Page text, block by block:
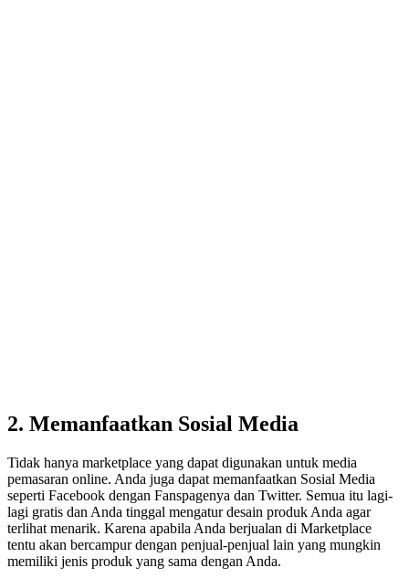
2. Memanfaatkan Sosial Media
Tidak hanya marketplace yang dapat digunakan untuk media
pemasaran online. Anda juga dapat memanfaatkan Sosial Media
seperti Facebook dengan Fanspagenya dan Twitter. Semua itu lagi-
lagi gratis dan Anda tinggal mengatur desain produk Anda agar
terlihat menarik. Karena apabila Anda berjualan di Marketplace
tentu akan bercampur dengan penjual-penjual lain yang mungkin
memiliki jenis produk yang sama dengan Anda.